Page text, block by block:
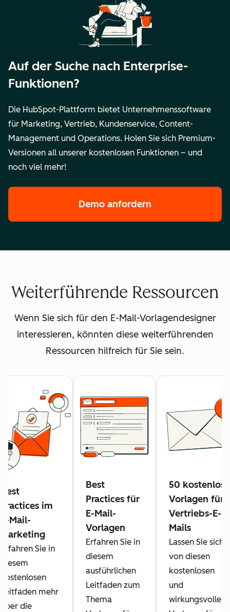
Auf der Suche nach Enterprise-
Funktionen?
Die HubSpot-Plattform bietet Unternehmenssoftware
für Marketing, Vertrieb, Kundenservice, Content-
Management und Operations. Holen Sie sich Premium-
Versionen all unserer kostenlosen Funktionen – und
noch viel mehr!
Demo anfordern
Weiterführende Ressourcen
Wenn Sie sich für den E-Mail-Vorlagendesigner
interessieren, könnten diese weiterführenden
Ressourcen hilfreich für Sie sein.
Best
Practices im
E-Mail-
Marketing
Erfahren Sie in
diesem
kostenlosen
Leitfaden mehr
über die
Best
Practices für
E-Mail-
Vorlagen
Erfahren Sie in
diesem
ausführlichen
Leitfaden zum
Thema
50 kostenlose
Vorlagen für
Vertriebs-E-
Mails
Lassen Sie sich
von diesen
kostenlosen
und
wirkungsvollen